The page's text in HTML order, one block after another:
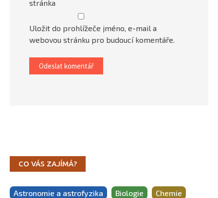
stránka
Uložit do prohlížeče jméno, e-mail a
webovou stránku pro budoucí komentáře.
CO VÁS ZAJÍMÁ?
Astronomie a astrofyzika Biologie Chemie